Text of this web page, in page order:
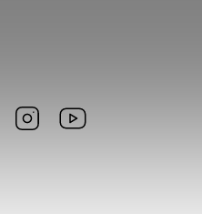
https://twitter.com/worldofchilli
Instagram